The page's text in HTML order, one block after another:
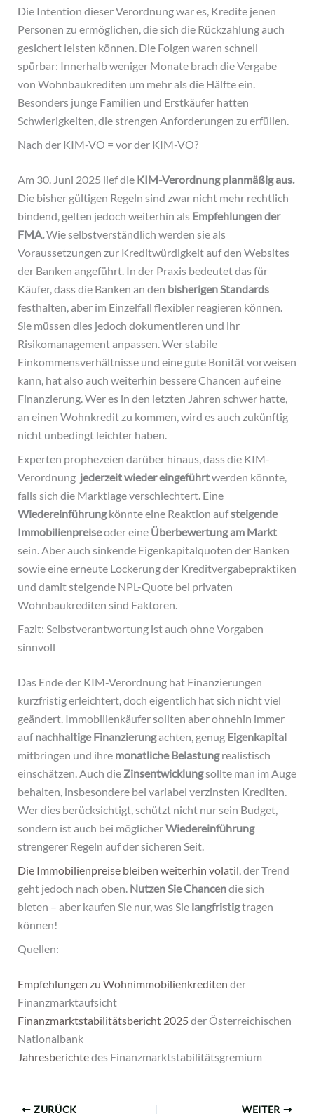
Die Intention dieser Verordnung war es, Kredite jenen
Personen zu ermöglichen, die sich die Rückzahlung auch
gesichert leisten können. Die Folgen waren schnell
spürbar: Innerhalb weniger Monate brach die Vergabe
von Wohnbaukrediten um mehr als die Hälfte ein.
Besonders junge Familien und Erstkäufer hatten
Schwierigkeiten, die strengen Anforderungen zu erfüllen.
Nach der KIM-VO = vor der KIM-VO?
Am 30. Juni 2025 lief die KIM-Verordnung planmäßig aus.
Die bisher gültigen Regeln sind zwar nicht mehr rechtlich
bindend, gelten jedoch weiterhin als Empfehlungen der
FMA.Wie selbstverständlich werden sie als
Voraussetzungen zur Kreditwürdigkeit auf den Websites
der Banken angeführt. In der Praxis bedeutet das für
Käufer, dass die Banken an den bisherigen Standards
festhalten, aber im Einzelfall flexibler reagieren können.
Sie müssen dies jedoch dokumentieren und ihr
Risikomanagement anpassen. Wer stabile
Einkommensverhältnisse und eine gute Bonität vorweisen
kann, hat also auch weiterhin bessere Chancen auf eine
Finanzierung. Wer es in den letzten Jahren schwer hatte,
an einen Wohnkredit zu kommen, wird es auch zukünftig
nicht unbedingt leichter haben.
Experten prophezeien darüber hinaus, dass die KIM-
Verordnung jederzeit wieder eingeführtwerden könnte,
falls sich die Marktlage verschlechtert. Eine
Wiedereinführungkönnte eine Reaktion aufsteigende
Immobilienpreiseoder eine Überbewertung am Markt
sein.Aber auch sinkende Eigenkapitalquoten der Banken
sowie eine erneute Lockerung der Kreditvergabepraktiken
und damit steigende NPL-Quote bei privaten
Wohnbaukrediten sind Faktoren.
Fazit: Selbstverantwortung ist auch ohne Vorgaben
sinnvoll
Das Ende der KIM-Verordnung hat Finanzierungen
kurzfristig erleichtert, doch eigentlich hat sich nicht viel
geändert. Immobilienkäufer sollten aber ohnehin immer
aufnachhaltige Finanzierungachten, genug Eigenkapital
mitbringen und ihre monatliche Belastungrealistisch
einschätzen. Auch die Zinsentwicklungsollte man im Auge
behalten, insbesondere bei variabel verzinsten Krediten.
Wer dies berücksichtigt, schützt nicht nur sein Budget,
sondern ist auch bei möglicherWiedereinführung
strengerer Regeln auf der sicheren Seit.
Die Immobilienpreise bleiben weiterhin volatil, der Trend
geht jedoch nach oben. Nutzen Sie Chancendie sich
bieten – aber kaufen Sie nur, was Sie langfristigtragen
können!
Quellen:
Empfehlungen zu Wohnimmobilienkrediten der
Finanzmarktaufsicht
Finanzmarktstabilitätsbericht 2025 der Österreichischen
Nationalbank
Jahresberichtedes Finanzmarktstabilitätsgremium
ZURÜCK WEITER